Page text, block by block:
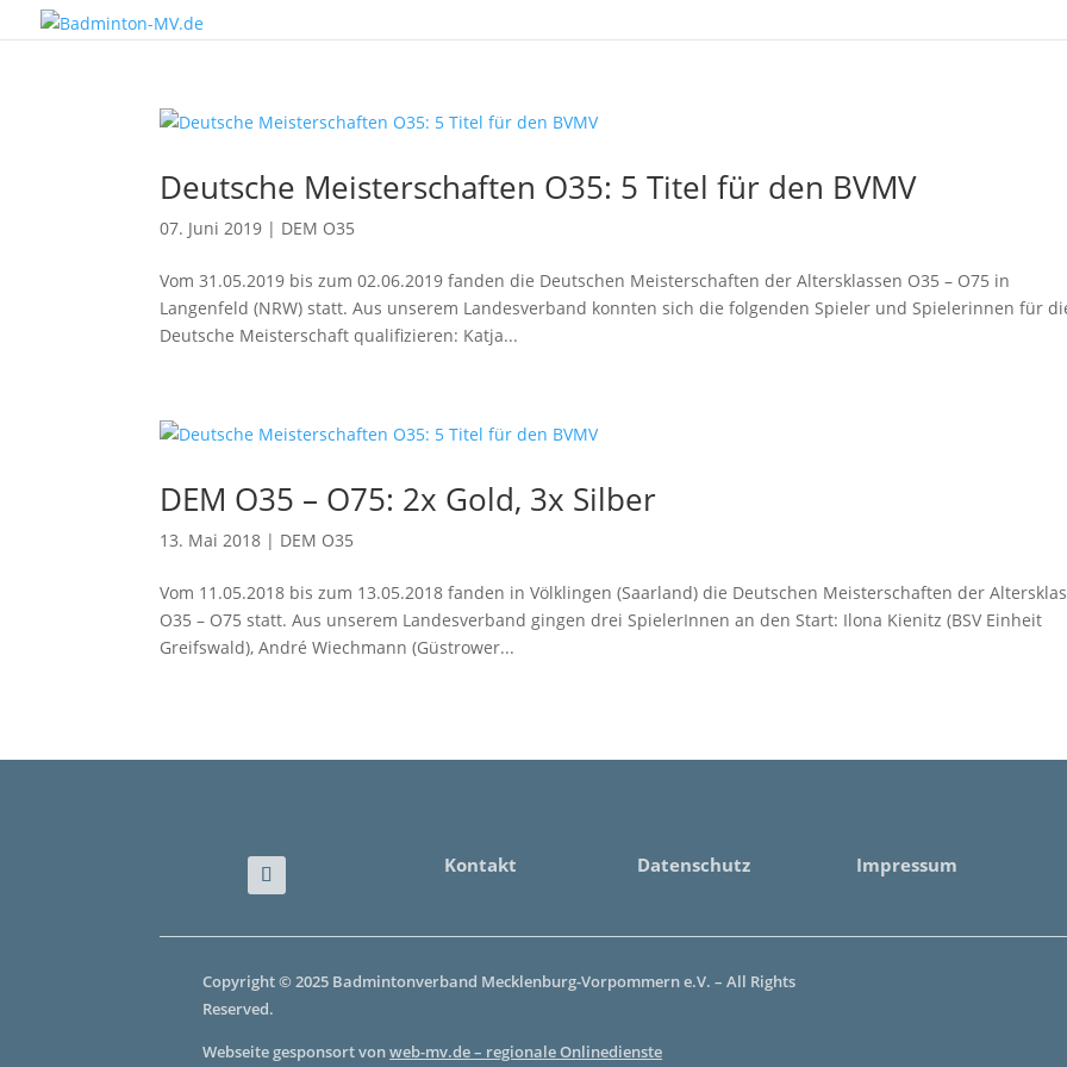
Deutsche Meisterschaften O35: 5 Titel für den BVMV
07. Juni 2019 | DEM O35
Vom 31.05.2019 bis zum 02.06.2019 fanden die Deutschen Meisterschaften der Altersklassen O35 – O75 in
Langenfeld (NRW) statt. Aus unserem Landesverband konnten sich die folgenden Spieler und Spielerinnen für
Deutsche Meisterschaft qualifizieren: Katja...
DEM O35 – O75: 2x Gold, 3x Silber
13. Mai 2018 | DEM O35
Vom 11.05.2018 bis zum 13.05.2018 fanden in Völklingen (Saarland) die Deutschen Meisterschaften der
O35 – O75 statt. Aus unserem Landesverband gingen drei SpielerInnen an den Start: Ilona Kienitz (BSV Einheit
Greifswald), André Wiechmann (Güstrower...
Kontakt Datenschutz Impressum
Copyright © 2025 Badmintonverband Mecklenburg-Vorpommern e.V. – All Rights
Reserved.
Webseite gesponsort vonweb-mv.de – regionale Onlinedienste